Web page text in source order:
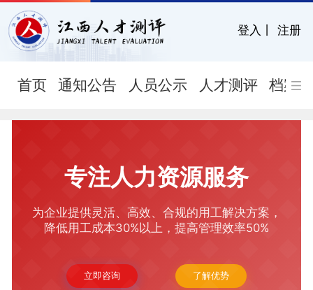
登入 丨注册
首页 通知公告 人员公示 人才测评 档案
专注人力资源服务
为企业提供灵活、高效、合规的用工解决方案，
降低用工成本30%以上，提高管理效率50%
立即咨询 了解优势